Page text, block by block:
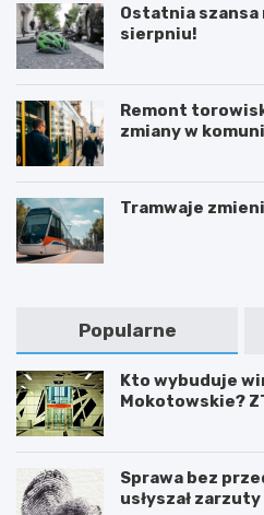
Ostatnia szansa
sierpniu!
Remont
zmiany w
Tramwaje
Popularne
Kto wybuduje
Mokotowskie?
Sprawa bez
usłyszał